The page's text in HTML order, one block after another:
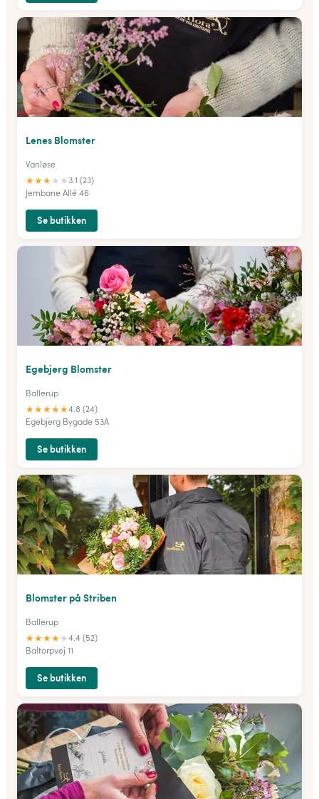
Lenes Blomster
Vanløse
★★★★ ★3.1 (23)
Jernbane Allé 46
Se butikken
Egebjerg Blomster
Ballerup
★★★★★4.8 (24)
Egebjerg Bygade 53A
Se butikken
Blomster på Striben
Ballerup
★★★★★4.4 (52)
Baltorpvej 11
Se butikken